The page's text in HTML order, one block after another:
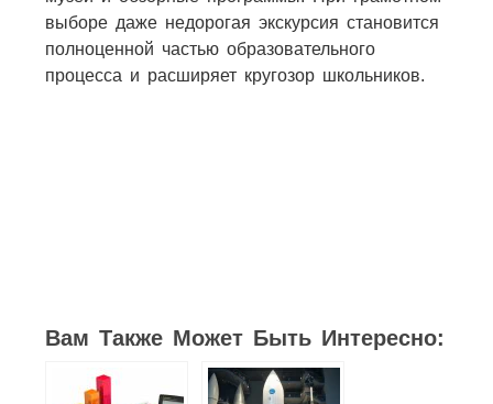
выборе даже недорогая экскурсия становится
полноценной частью образовательного
процесса и расширяет кругозор школьников.
Вам Также Может Быть Интересно: